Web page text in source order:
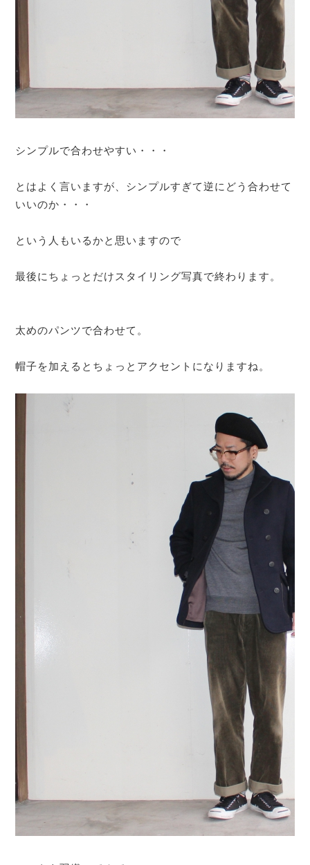
シンプルで合わせやすい・・・
とはよく言いますが、シンプルすぎて逆にどう合わせて
いいのか・・・
という人もいるかと思いますので
最後にちょっとだけスタイリング写真で終わります。
太めのパンツで合わせて。
帽子を加えるとちょっとアクセントになりますね。